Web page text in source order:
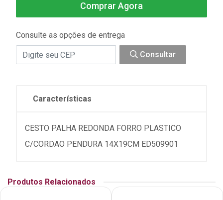
Comprar Agora
Consulte as opções de entrega
Consultar
Características
CESTO PALHA REDONDA FORRO PLASTICO
C/CORDAO PENDURA 14X19CM ED509901
Produtos Relacionados